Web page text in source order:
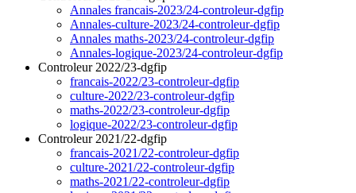
Annales francais-2023/24-controleur-dgfip
Annales-culture-2023/24-controleur-dgfip
Annales maths-2023/24-controleur-dgfip
Annales-logique-2023/24-controleur-dgfip
Controleur 2022/23-dgfip
francais-2022/23-controleur-dgfip
culture-2022/23-controleur-dgfip
maths-2022/23-controleur-dgfip
logique-2022/23-controleur-dgfip
Controleur 2021/22-dgfip
francais-2021/22-controleur-dgfip
culture-2021/22-controleur-dgfip
maths-2021/22-controleur-dgfip